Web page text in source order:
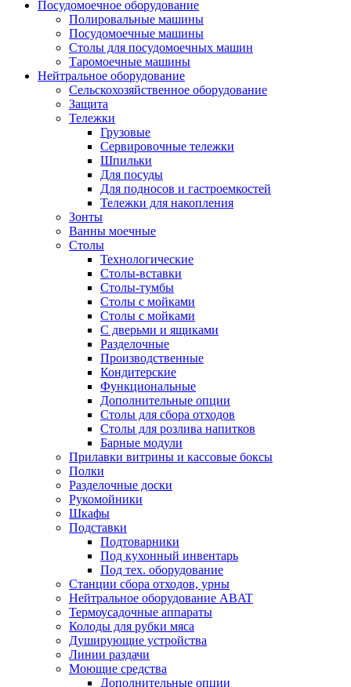
Посудомоечное оборудование
Полировальные машины
Посудомоечные машины
Столы для посудомоечных машин
Таромоечные машины
Нейтральное оборудование
Сельскохозяйственное оборудование
Защита
Тележки
Грузовые
Сервировочные тележки
Шпильки
Для посуды
Для подносов и гастроемкостей
Тележки для накопления
Зонты
Ванны моечные
Столы
Технологические
Столы-вставки
Столы-тумбы
Столы с мойками
Столы с мойками
С дверьми и ящиками
Разделочные
Производственные
Кондитерские
Функциональные
Дополнительные опции
Столы для сбора отходов
Столы для розлива напитков
Барные модули
Прилавки витрины и кассовые боксы
Полки
Разделочные доски
Рукомойники
Шкафы
Подставки
Подтоварники
Под кухонный инвентарь
Под тех. оборудование
Cтанции сбора отходов, урны
Нейтральное оборудование ABAT
Термоусадочные аппараты
Колоды для рубки мяса
Душирующие устройства
Линии раздачи
Моющие средства
Дополнительные опции